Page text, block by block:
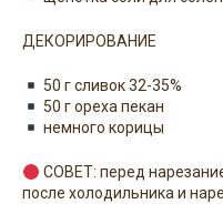
ДЕКОРИРОВАНИЕ
50 г сливок 32-35%
50 г ореха пекан
немного корицы
СОВЕТ: перед
после холодильника и